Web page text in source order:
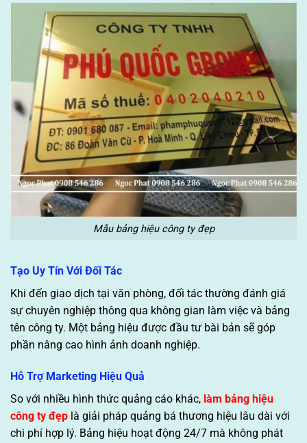
Mẫu bảng hiệu công ty đẹp
Tạo Uy Tín Với Đối Tác
Khi đến giao dịch tại văn phòng, đối tác thường đánh giá
sự chuyên nghiệp thông qua không gian làm việc và bảng
tên công ty. Một bảng hiệu được đầu tư bài bản sẽ góp
phần nâng cao hình ảnh doanh nghiệp.
Hỗ Trợ Marketing Hiệu Quả
So với nhiều hình thức quảng cáo khác, làm bảng hiệu
công ty đẹp là giải pháp quảng bá thương hiệu lâu dài với
chi phí hợp lý. Bảng hiệu hoạt động 24/7 mà không phát